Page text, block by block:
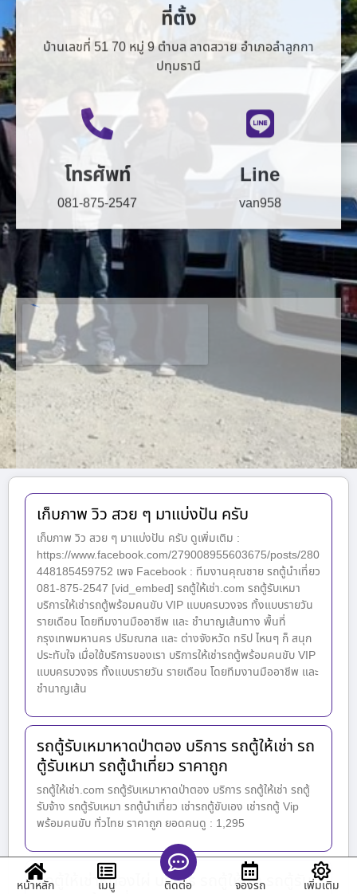
ปทุมธานี
โทรศัพท์
081-875-2547
Line
van958
เก็บภาพ วิว สวย ๆ มาแบ่งปัน ครับ
เก็บภาพ วิว สวย ๆ มาแบ่งปัน ครับ ดูเพิ่มเติม :
https://www.facebook.com/279008955603675/posts/280
448185459752 เพจ Facebook : ทีมงานคุณชาย รถตู้นำเที่ยว
081-875-2547 [vid_embed] รถตู้ให้เช่า.com รถตู้รับเหมา
บริการให้เช่ารถตู้พร้อมคนขับ VIP แบบครบวงจร ทั้งแบบรายวัน
รายเดือน โดยทีมงานมืออาชีพ และ ชำนาญเส้นทาง พื้นที่
กรุงเทพมหานคร ปริมณฑล และ ต่างจังหวัด ทริป ไหนๆ ก็ สนุก
ประทับใจ เมื่อใช้บริการของเรา บริการให้เช่ารถตู้พร้อมคนขับ VIP
แบบครบวงจร ทั้งแบบรายวัน รายเดือน โดยทีมงานมืออาชีพ และ
ชำนาญเส้น
รถตู้รับเหมาหาดป่าตอง บริการ รถตู้ให้เช่า รถ
ตู้รับเหมา รถตู้นำเที่ยว ราคาถูก
รถตู้ให้เช่า.com รถตู้รับเหมาหาดป่าตอง บริการ รถตู้ให้เช่า รถตู้
รับจ้าง รถตู้รับเหมา รถตู้นำเที่ยว เช่ารถตู้ขับเอง เช่ารถตู้ Vip
พร้อมคนขับ ทั่วไทย ราคาถูก ยอดคนดู : 1,295
รถตู้ให้เช่าหนองไผ่ บริการ รถตู้ให้เช่า รถตู้รับ
หน้าหลัก เมนู ติดต่อ จองรถ เพิ่มเติม